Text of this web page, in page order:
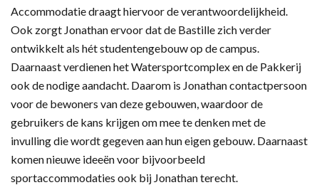
Accommodatie draagt hiervoor de verantwoordelijkheid.
Ook zorgt Jonathan ervoor dat de Bastille zich verder
ontwikkelt als hét studentengebouw op de campus.
Daarnaast verdienen het Watersportcomplex en de Pakkerij
ook de nodige aandacht. Daarom is Jonathan contactpersoon
voor de bewoners van deze gebouwen, waardoor de
gebruikers de kans krijgen om mee te denken met de
invulling die wordt gegeven aan hun eigen gebouw. Daarnaast
komen nieuwe ideeën voor bijvoorbeeld
sportaccommodaties ook bij Jonathan terecht.